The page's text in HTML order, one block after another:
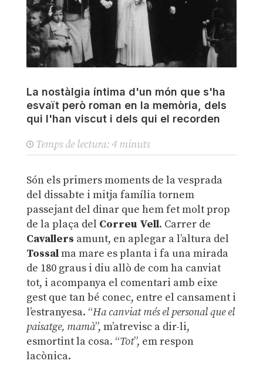
La nostàlgia íntima d'un món que s'ha
esvaït però roman en la memòria, dels
qui l'han viscut i dels qui el recorden
Temps de lectura: 4 minuts
Són els primers moments de la vesprada
del dissabte i mitja família tornem
passejant del dinar que hem fet molt prop
de la plaça del Correu Vell. Carrer de
Cavallers amunt, en aplegar a l’altura del
Tossalma mare es planta i fa una mirada
de 180 graus i diu allò de com ha canviat
tot, i acompanya el comentari amb eixe
gest que tan bé conec, entre el cansament i
l’estranyesa. “Ha canviat més el personal que el
paisatge, mamà”, m’atrevisc a dir-li,
esmortint la cosa. “Tot”, em respon
lacònica.